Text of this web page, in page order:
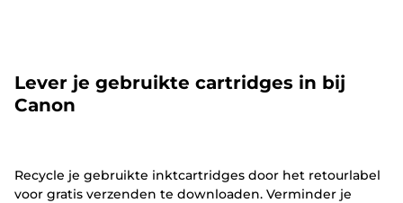
Lever je gebruikte cartridges in bij
Canon
Recycle je gebruikte inktcartridges door het retourlabel
voor gratis verzenden te downloaden. Verminder je